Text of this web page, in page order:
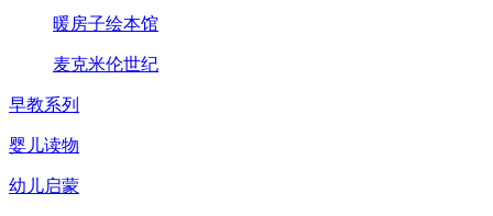
暖房子绘本馆
麦克米伦世纪
早教系列
婴儿读物
幼儿启蒙